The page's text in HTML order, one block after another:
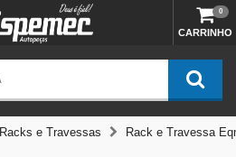
CARRINHO
0
Racks e Travessas Rack e Travessa